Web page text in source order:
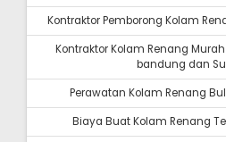
Kontraktor Pemborong Kolam
Kontraktor Kolam Renang
bandung dan
Perawatan Kolam Renang
Biaya Buat Kolam Renang